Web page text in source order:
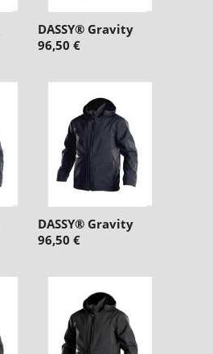
DASSY® Gravity
96,50 €
DASSY® Gravity
96,50 €